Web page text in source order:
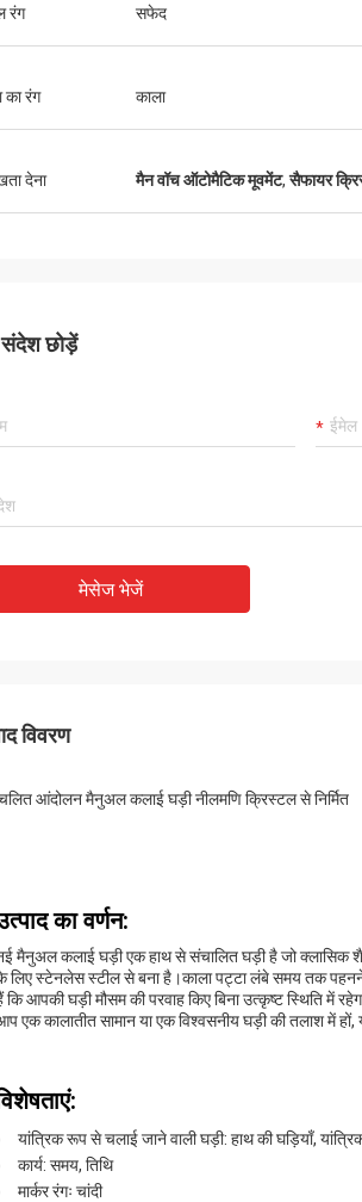
रंग सफेद
का रंग काला
देना मैन वॉच ऑटोमैटिक मूवमेंट,सैफायर
छोड़ें
मेसेज भेजें
विवरण
आंदोलन मैनुअल कलाई घड़ी नीलमणि क्रिस्टल से निर्मित
का वर्णन:
मैनुअल कलाई घड़ी एक हाथ से संचालित घड़ी है जो क्लासिक
लिए स्टेनलेस स्टील से बना है।काला पट्टा लंबे समय तक
कि आपकी घड़ी मौसम की परवाह किए बिना उत्कृष्ट स्थिति में
एक कालातीत सामान या एक विश्वसनीय घड़ी की तलाश में
यांत्रिक रूप से चलाई जाने वाली घड़ी: हाथ की घड़ियाँ,
कार्य: समय, तिथि
मार्कर रंगः चांदी